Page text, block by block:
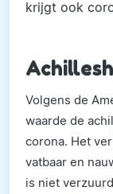
krijgt ook
Volgens de
waarde de
corona. Het
vatbaar en
is niet